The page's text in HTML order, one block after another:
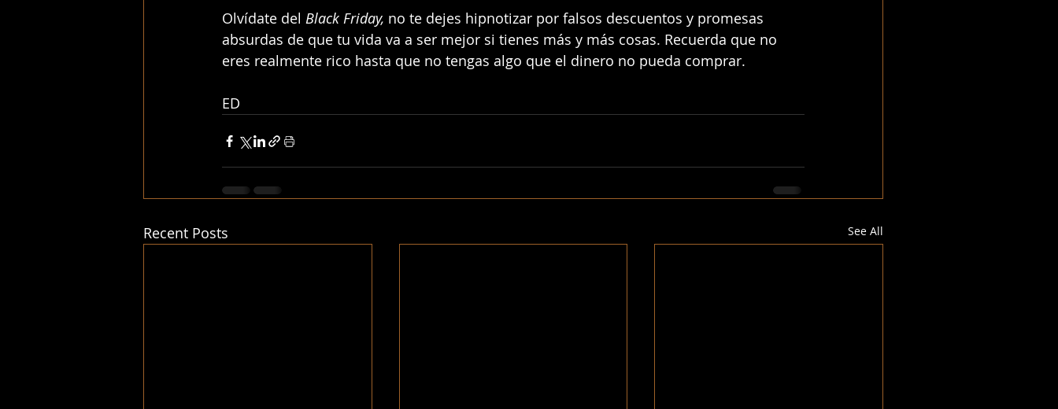
Olvídate del Black Friday, no te dejes hipnotizar por falsos descuentos y promesas
absurdas de que tu vida va a ser mejor si tienes más y más cosas. Recuerda que no
eres realmente rico hasta que no tengas algo que el dinero no pueda comprar.
ED
Recent Posts See All